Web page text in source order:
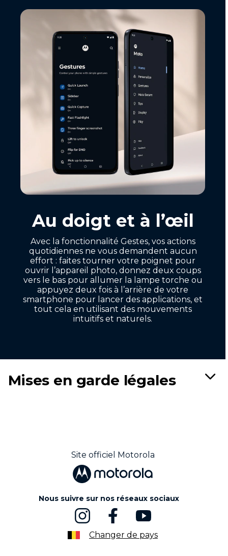
Au doigt et à l’œil
Avec la fonctionnalité Gestes, vos actions
quotidiennes ne vous demandent aucun
effort : faites tourner votre poignet pour
ouvrir l’appareil photo, donnez deux coups
vers le bas pour allumer la lampe torche ou
appuyez deux fois à l’arrière de votre
smartphone pour lancer des applications, et
tout cela en utilisant des mouvements
intuitifs et naturels.
Mises en garde légales
Site officiel Motorola
Nous suivre sur nos réseaux sociaux
Changer de pays